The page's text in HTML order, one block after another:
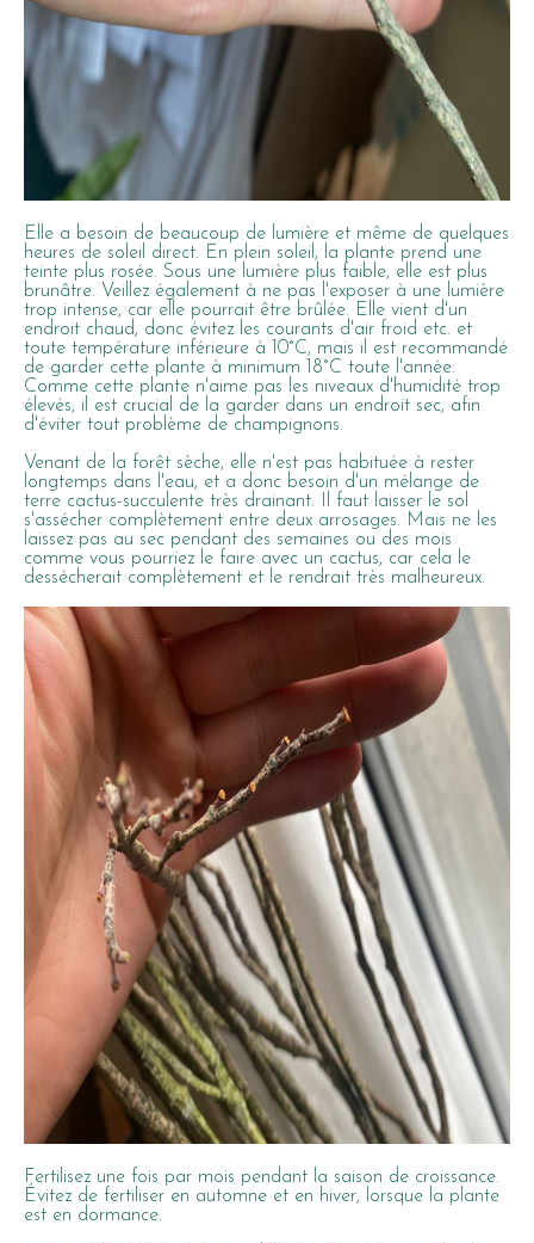
Elle a besoin de beaucoup de lumière et même de quelques
heures de soleil direct. En plein soleil, la plante prend une
teinte plus rosée. Sous une lumière plus faible, elle est plus
brunâtre. Veillez également à ne pas l'exposer à une lumière
trop intense, car elle pourrait être brûlée. Elle vient d'un
endroit chaud, donc évitez les courants d'air froid etc. et
toute température inférieure à 10°C, mais il est recommandé
de garder cette plante à minimum 18°C toute l'année.
Comme cette plante n'aime pas les niveaux d'humidité trop
élevés, il est crucial de la garder dans un endroit sec, afin
d'éviter tout problème de champignons.
Venant de la forêt sèche, elle n'est pas habituée à rester
longtemps dans l'eau, et a donc besoin d'un mélange de
terre cactus-succulente très drainant. Il faut laisser le sol
s'assécher complètement entre deux arrosages. Mais ne les
laissez pas au sec pendant des semaines ou des mois
comme vous pourriez le faire avec un cactus, car cela le
dessécherait complètement et le rendrait très malheureux.
Fertilisez une fois par mois pendant la saison de croissance.
Évitez de fertiliser en automne et en hiver, lorsque la plante
est en dormance.